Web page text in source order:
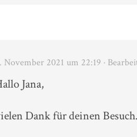
November 2021 um 22:19 ·
Jana,
Dank für deinen